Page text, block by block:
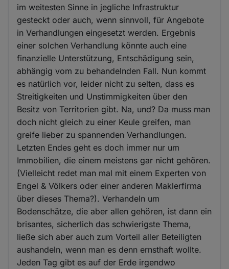
im weitesten Sinne in jegliche Infrastruktur
gesteckt oder auch, wenn sinnvoll, für Angebote
in Verhandlungen eingesetzt werden. Ergebnis
einer solchen Verhandlung könnte auch eine
finanzielle Unterstützung, Entschädigung sein,
abhängig vom zu behandelnden Fall. Nun kommt
es natürlich vor, leider nicht zu selten, dass es
Streitigkeiten und Unstimmigkeiten über den
Besitz von Territorien gibt. Na, und? Da muss man
doch nicht gleich zu einer Keule greifen, man
greife lieber zu spannenden Verhandlungen.
Letzten Endes geht es doch immer nur um
Immobilien, die einem meistens gar nicht gehören.
(Vielleicht redet man mal mit einem Experten von
Engel & Völkers oder einer anderen Maklerfirma
über dieses Thema?). Verhandeln um
Bodenschätze, die aber allen gehören, ist dann ein
brisantes, sicherlich das schwierigste Thema,
ließe sich aber auch zum Vorteil aller Beteiligten
aushandeln, wenn man es denn ernsthaft wollte.
Jeden Tag gibt es auf der Erde irgendwo